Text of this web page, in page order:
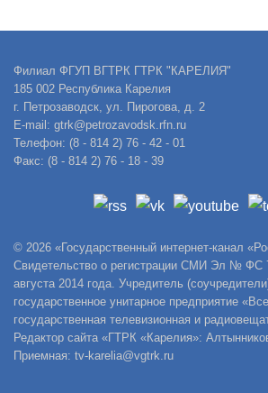
Филиал ФГУП ВГТРК ГТРК "КАРЕЛИЯ"
185 002 Республика Карелия
г. Петрозаводск, ул. Пирогова, д. 2
E-mail: gtrk@petrozavodsk.rfn.ru
Телефон: (8 - 814 2) 76 - 42 - 01
Факс: (8 - 814 2) 76 - 18 - 39
© 2026 «Государственный интернет-канал
Свидетельство о регистрации СМИ Эл № ФС
августа 2014 года. Учредитель
государственное унитарное предприятие
государственная телевизионная и
Редактор сайта «ГТРК «Карелия»:
Приемная: tv-karelia@vgtrk.ru